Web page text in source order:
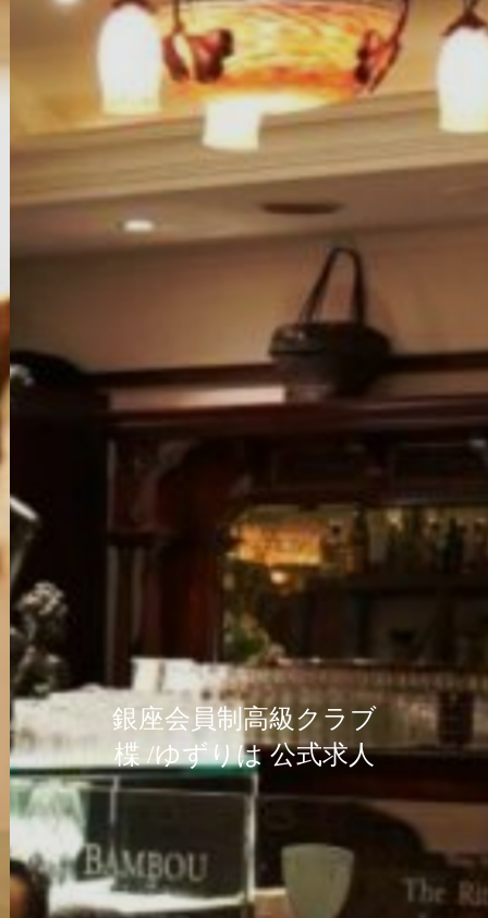
銀座会員制高級クラブ
楪 /ゆずりは 公式求人
銀座会員制高級クラブ
楪 /ゆずりは 公式求人
銀座会員制高級クラブ
楪 /ゆずりは 公式求人